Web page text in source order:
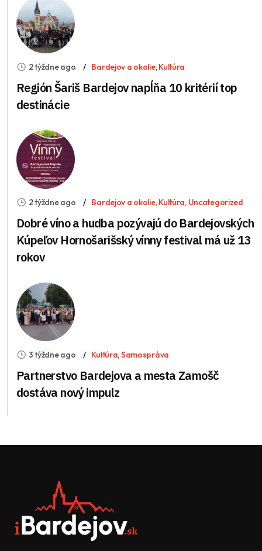
2 týždne ago Bardejov a okolie,Kultúra
Región Šariš Bardejov napĺňa 10 kritérií top
destinácie
2 týždne ago Bardejov a okolie,Kultúra, Uncategorized
Dobré víno a hudba pozývajú do Bardejovských
Kúpeľov Hornošarišský vínny festival má už 13
rokov
3 týždne ago Kultúra,Samospráva
Partnerstvo Bardejova a mesta Zamošč
dostáva nový impulz